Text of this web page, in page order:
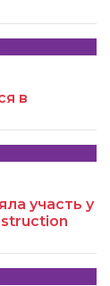
в
участь у